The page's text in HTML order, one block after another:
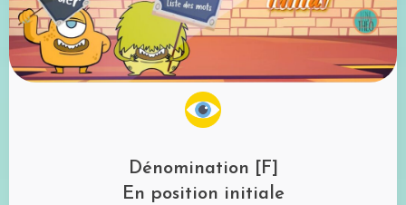
Dénomination [F]
En position initiale